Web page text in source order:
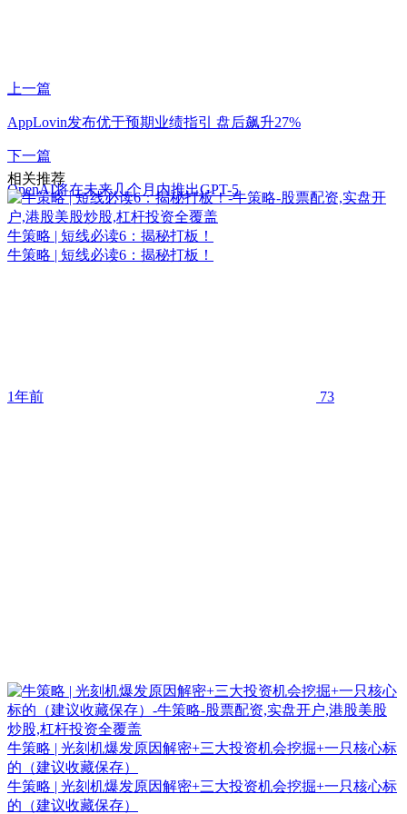
上一篇
AppLovin发布优于预期业绩指引 盘后飙升27%
下一篇
OpenAI将在未来几个月内推出GPT-5
相关推荐
牛策略 | 短线必读6：揭秘打板！
牛策略 | 短线必读6：揭秘打板！
1年前 73
牛策略 | 光刻机爆发原因解密+三大投资机会挖掘+一只核心标
的（建议收藏保存）
牛策略 | 光刻机爆发原因解密+三大投资机会挖掘+一只核心标
的（建议收藏保存）